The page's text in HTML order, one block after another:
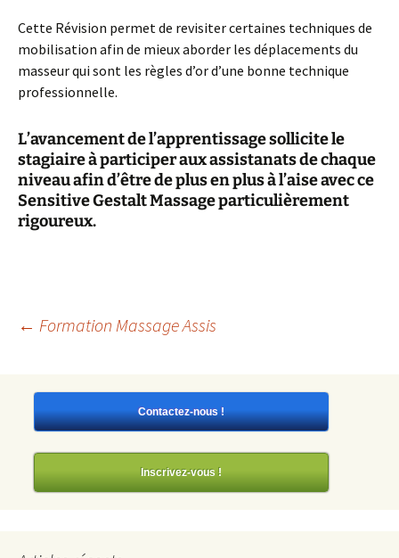
Cette Révision permet de revisiter certaines techniques de
mobilisation afin de mieux aborder les déplacements du
masseur qui sont les règles d’or d’une bonne technique
professionnelle.
L’avancement de l’apprentissage sollicite le
stagiaire à participer aux assistanats de chaque
niveau afin d’être de plus en plus à l’aise avec ce
Sensitive Gestalt Massage particulièrement
rigoureux.
Navigation
des
articles
← Formation Massage Assis
Contactez-nous !
Inscrivez-vous !